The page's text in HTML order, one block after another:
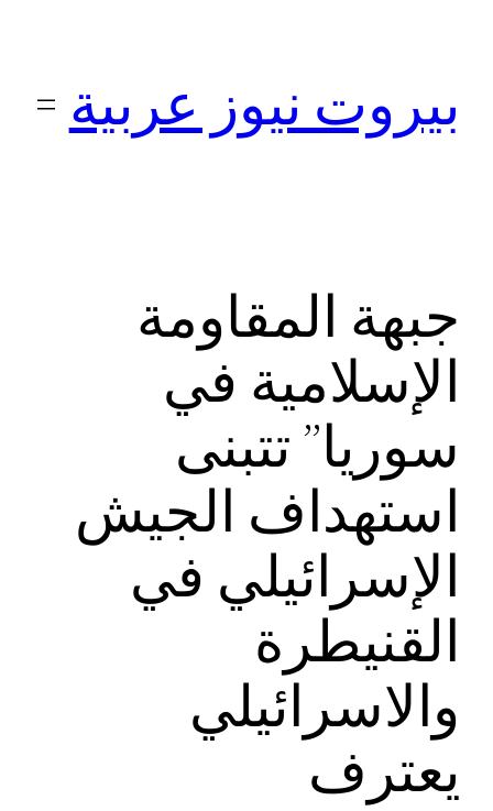
بيروت نيوز عربية
جبهة المقاومة
الإسلامية في
سوريا” تتبنى
استهداف الجيش
الإسرائيلي في
القنيطرة
والاسرائيلي
يعترف